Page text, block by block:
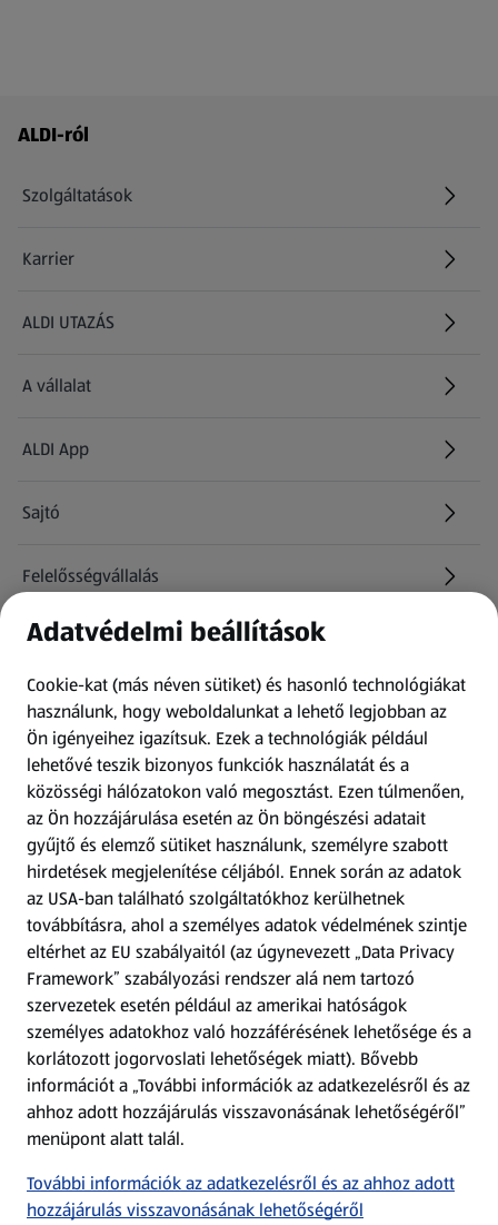
Láblécmenü - további linkek
ALDI-ról
Szolgáltatások
Karrier
(új oldalon nyílik meg)
ALDI UTAZÁS
(új oldalon nyílik meg)
A vállalat
ALDI App
Sajtó
Felelősségvállalás
Információk
Kérdőív
Fizetési lehetőségek
ALDI utalványok
Árcsökkentés
Adattörlő alkalmazás
Szervizpont
(új oldalon nyílik meg)
Fedezz fel minket az interneten!
Töltsd le az ALDI Magyarország applikációt!
Adatvédelmi beállítások
Cookie-kat (más néven sütiket) és hasonló technológiákat
használunk, hogy weboldalunkat a lehető legjobban az
Ön igényeihez igazítsuk. Ezek a technológiák például
lehetővé teszik bizonyos funkciók használatát és a
közösségi hálózatokon való megosztást. Ezen túlmenően,
az Ön hozzájárulása esetén az Ön böngészési adatait
gyűjtő és elemző sütiket használunk, személyre szabott
hirdetések megjelenítése céljából. Ennek során az adatok
az USA-ban található szolgáltatókhoz kerülhetnek
továbbításra, ahol a személyes adatok védelmének szintje
eltérhet az EU szabályaitól (az úgynevezett „Data Privacy
Framework” szabályozási rendszer alá nem tartozó
szervezetek esetén például az amerikai hatóságok
személyes adatokhoz való hozzáférésének lehetősége és a
korlátozott jogorvoslati lehetőségek miatt). Bővebb
információt a „További információk az adatkezelésről és az
ahhoz adott hozzájárulás visszavonásának lehetőségéről”
menüpont alatt talál.
További információk az adatkezelésről és az ahhoz adott
hozzájárulás visszavonásának lehetőségéről